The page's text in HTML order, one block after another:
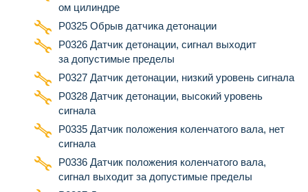
ом цилиндре
Р0325 Обрыв датчика детонации
Р0326 Датчик детонации, сигнал выходит
за допустимые пределы
Р0327 Датчик детонации, низкий уровень сигнала
Р0328 Датчик детонации, высокий уровень
сигнала
Р0335 Датчик положения коленчатого вала, нет
сигнала
Р0336 Датчик положения коленчатого вала,
сигнал выходит за допустимые пределы